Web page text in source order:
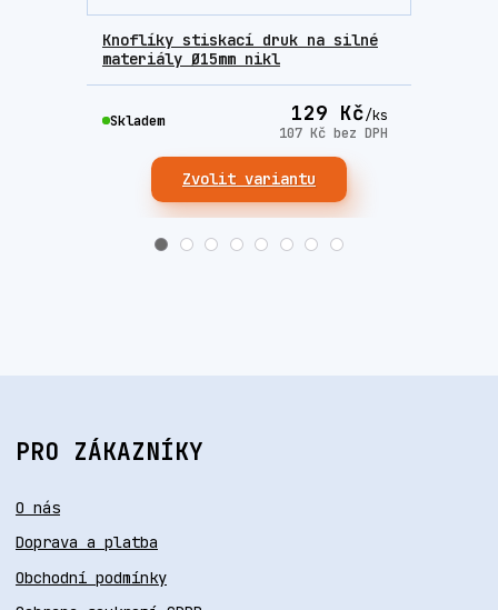
Knoflíky stiskací druk na silné
materiály Ø15mm nikl
129 Kč/ks
107 Kč bez DPH
Skladem
Zvolit variantu
PRO ZÁKAZNÍKY
O nás
Doprava a platba
Obchodní podmínky